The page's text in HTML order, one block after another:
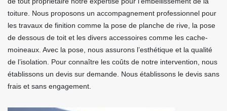
toiture. Nous proposons un accompagnement professionnel pour
les travaux de finition comme la pose de planche de rive, la pose
de dessous de toit et les divers accessoires comme les cache-
moineaux. Avec la pose, nous assurons l’esthétique et la qualité
de l’isolation. Pour connaître les coûts de notre intervention, nous
établissons un devis sur demande. Nous établissons le devis sans
frais et sans engagement.